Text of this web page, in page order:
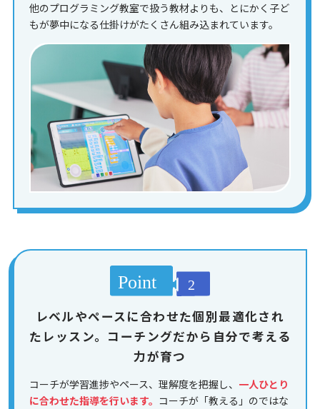
他のプログラミング教室で扱う教材よりも、とにかく子ど
もが夢中になる仕掛けがたくさん組み込まれています。
レベルやペースに合わせた個別最適化され
たレッスン。コーチングだから自分で考える
力が育つ
コーチが学習進捗やペース、理解度を把握し、 一人ひとり
に合わせた指導を行います。 コーチが「教える」のではな